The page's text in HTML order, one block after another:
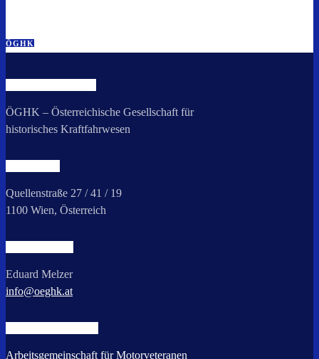
ÖGHK
ÖGHK – Österreichische Gesellschaft für
historisches Kraftfahrwesen
Quellenstraße 27 / 41 / 19
1100 Wien, Österreich
Eduard Melzer
info@oeghk.at
Arbeitsgemeinschaft für Motorveteranen